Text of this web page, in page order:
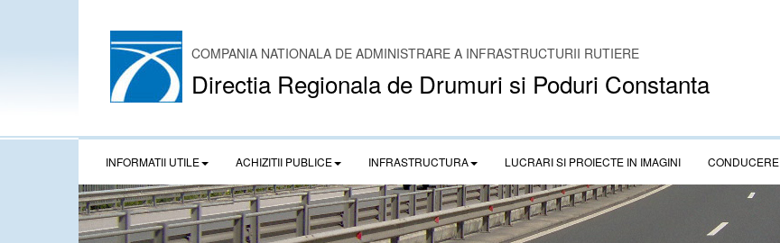
COMPANIA NATIONALA DE ADMINISTRARE A INFRASTRUCTURII RUTIERE
Directia Regionala de Drumuri si Poduri Constanta
INFORMATII UTILE ACHIZITII PUBLICE INFRASTRUCTURA LUCRARI SI PROIECTE IN IMAGINI CONDUCERE